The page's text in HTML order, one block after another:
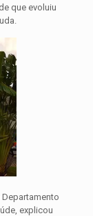
que evoluiu
explicou